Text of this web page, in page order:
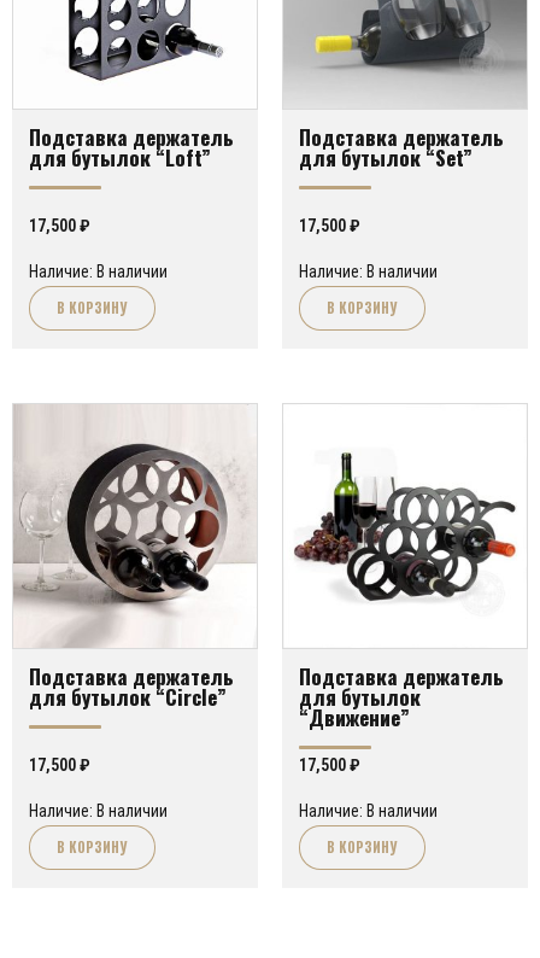
Подставка держатель
для бутылок “Loft”
17,500₽
Наличие: В наличии
В КОРЗИНУ
Подставка держатель
для бутылок “Set”
17,500₽
Наличие: В наличии
В КОРЗИНУ
Подставка держатель
для бутылок “Circle”
17,500₽
Наличие: В наличии
В КОРЗИНУ
Подставка держатель
для бутылок
“Движение”
17,500₽
Наличие: В наличии
В КОРЗИНУ